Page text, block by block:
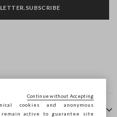
cookies and anonymous
remain active to guarantee site
Continue without Accepting